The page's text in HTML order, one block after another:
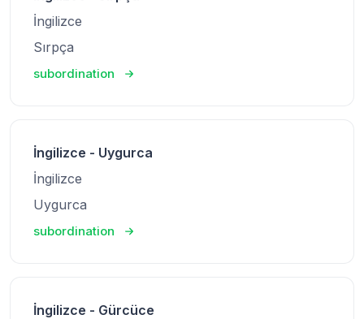
İngilizce
Sırpça
subordination
İngilizce - Uygurca
İngilizce
Uygurca
subordination
İngilizce - Gürcüce